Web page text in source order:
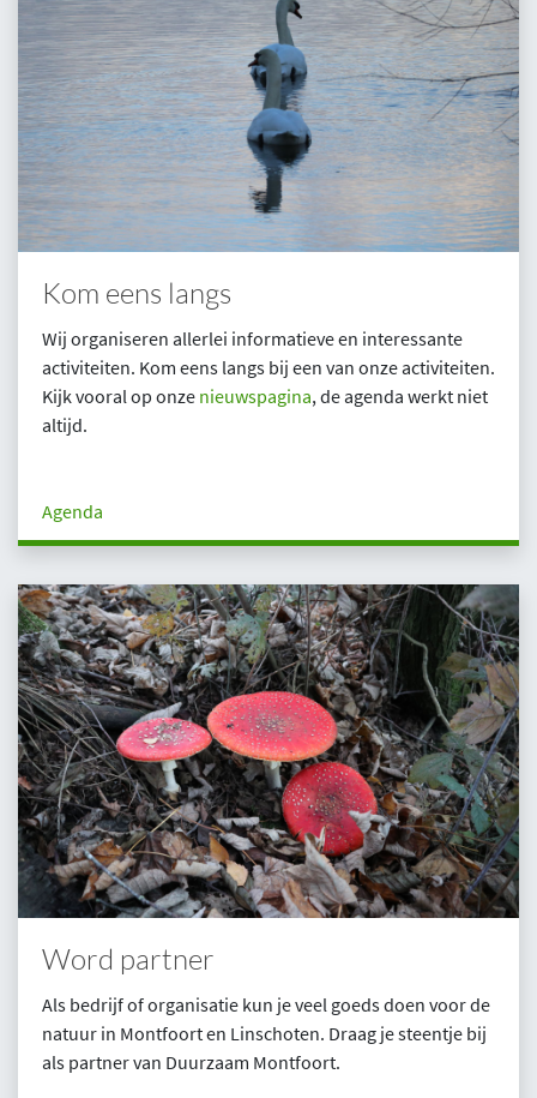
Kom eens langs
Wij organiseren allerlei informatieve en interessante
activiteiten. Kom eens langs bij een van onze activiteiten.
Kijk vooral op onze nieuwspagina, de agenda werkt niet
altijd.
Agenda
Word partner
Als bedrijf of organisatie kun je veel goeds doen voor de
natuur in Montfoort en Linschoten. Draag je steentje bij
als partner van Duurzaam Montfoort.